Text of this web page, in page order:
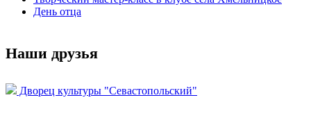
День отца
Наши друзья
Дворец культуры "Севастопольский"